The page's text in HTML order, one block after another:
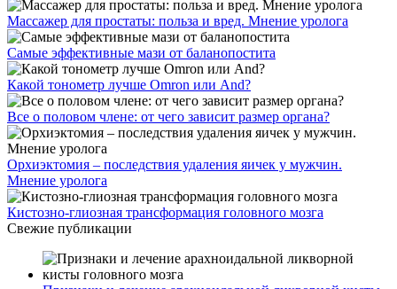
Массажер для простаты: польза и вред. Мнение уролога
Самые эффективные мази от баланопостита
Какой тонометр лучше Omron или And?
Все о половом члене: от чего зависит размер органа?
Орхиэктомия – последствия удаления яичек у мужчин.
Мнение уролога
Кистозно-глиозная трансформация головного мозга
Свежие публикации